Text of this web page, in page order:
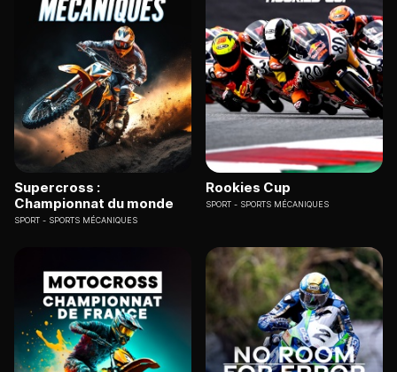
Supercross :
Championnat du monde
SPORT SPORTS MÉCANIQUES
Rookies Cup
SPORT SPORTS MÉCANIQUES